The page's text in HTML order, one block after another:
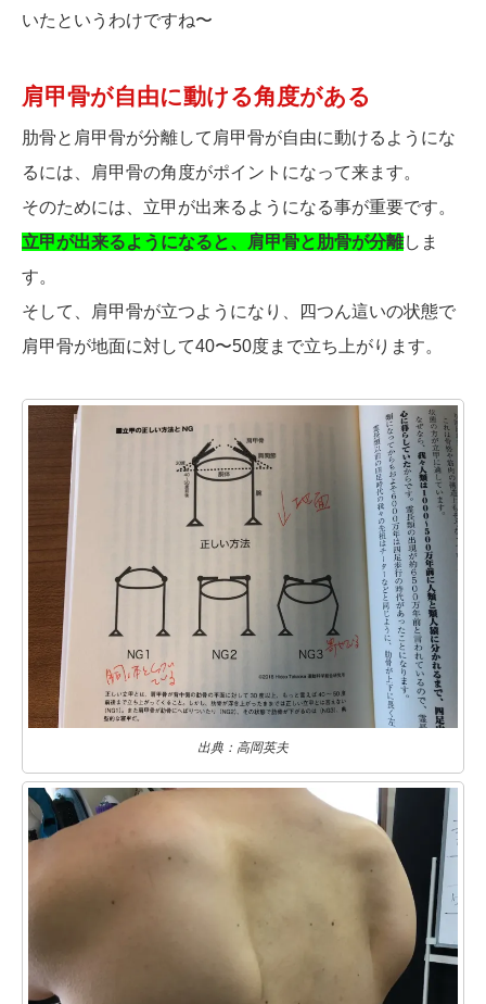
いたというわけですね〜
肩甲骨が自由に動ける角度がある
肋骨と肩甲骨が分離して肩甲骨が自由に動けるようにな
るには、肩甲骨の角度がポイントになって来ます。
そのためには、立甲が出来るようになる事が重要です。
立甲が出来るようになると、肩甲骨と肋骨が分離しま
す。
そして、肩甲骨が立つようになり、四つん這いの状態で
肩甲骨が地面に対して40〜50度まで立ち上がります。
出典：高岡英夫